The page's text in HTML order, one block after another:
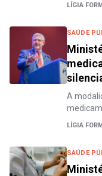
LÍGIA
SAÚDE
A
LÍGIA
SAÚDE